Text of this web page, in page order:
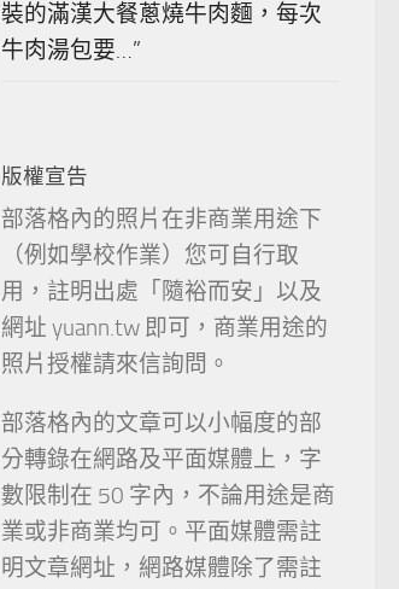
裝的滿漢大餐蔥燒牛肉麵，每次
牛肉湯包要…”
版權宣告
部落格內的照片在非商業用途下
（例如學校作業）您可自行取
用，註明出處「隨裕而安」以及
網址 yuann.tw 即可，商業用途的
照片授權請來信詢問。
部落格內的文章可以小幅度的部
分轉錄在網路及平面媒體上，字
數限制在 50 字內，不論用途是商
業或非商業均可。平面媒體需註
明文章網址，網路媒體除了需註